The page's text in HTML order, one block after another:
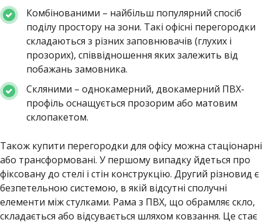
Комбінованими – найбільш популярний спосіб
поділу простору на зони. Такі офісні перегородки
складаються з різних заповнювачів (глухих і
прозорих), співвідношення яких залежить від
побажань замовника.
Скляними – однокамерний, двокамерний ПВХ-
профіль оснащується прозорим або матовим
склопакетом.
Також купити перегородки для офісу можна стаціонарні
або трансформовані. У першому випадку йдеться про
фіксовану до стелі і стін конструкцію. Другий різновид є
безпетельною системою, в якій відсутні сполучні
елементи між стулками. Рама з ПВХ, що обрамляє скло,
складається або відсувається шляхом ковзання. Це стає